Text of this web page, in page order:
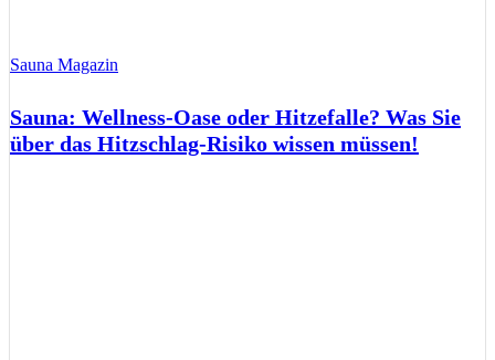
Sauna Magazin
Sauna: Wellness-Oase oder Hitzefalle? Was Sie
über das Hitzschlag-Risiko wissen müssen!